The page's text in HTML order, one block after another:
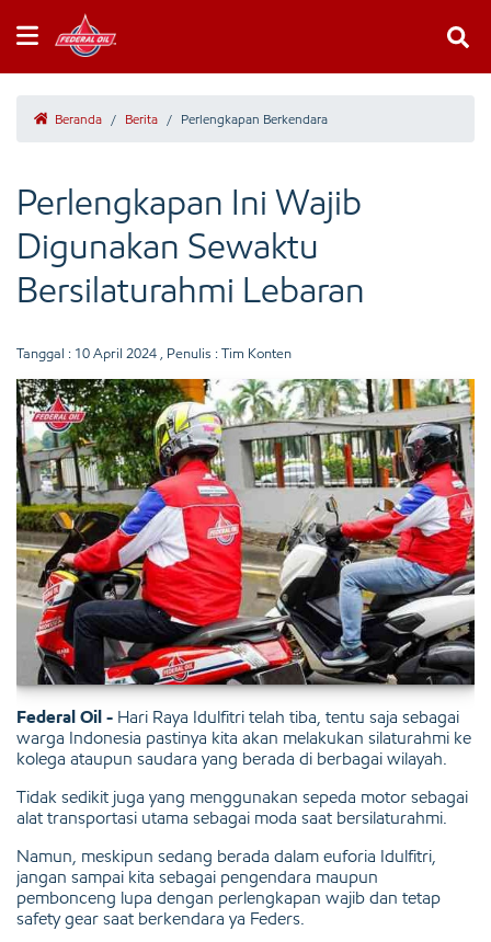
Beranda / Berita / Perlengkapan Berkendara
Perlengkapan Ini Wajib
Digunakan Sewaktu
Bersilaturahmi Lebaran
Tanggal : 10 April 2024 , Penulis : Tim Konten
Federal Oil - Hari Raya Idulfitri telah tiba, tentu saja sebagai
warga Indonesia pastinya kita akan melakukan silaturahmi ke
kolega ataupun saudara yang berada di berbagai wilayah.
Tidak sedikit juga yang menggunakan sepeda motor sebagai
alat transportasi utama sebagai moda saat bersilaturahmi.
Namun, meskipun sedang berada dalam euforia Idulfitri,
jangan sampai kita sebagai pengendara maupun
pembonceng lupa dengan perlengkapan wajib dan tetap
safety gear saat berkendara ya Feders.